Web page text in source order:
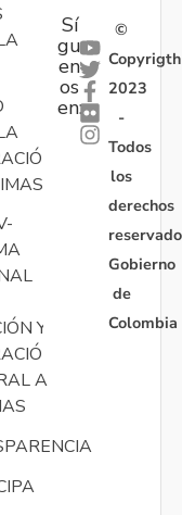
Y
A
Sí
gu
en
os
en:
©
Copyrigth
2023
-
Todos
los
derechos
Gobierno
de
Colombia